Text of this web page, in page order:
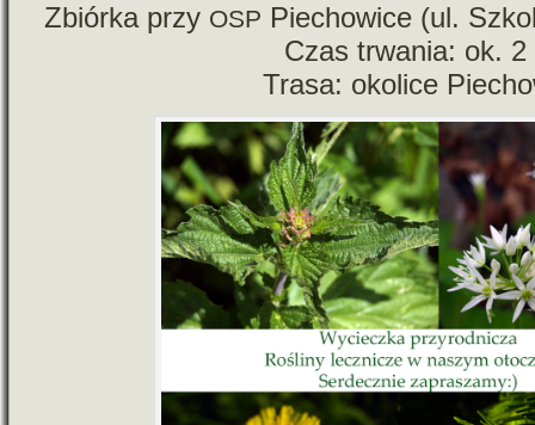
Zbiórka przy OSP Piechowice (ul.
Czas trwa­nia: ok. 2
Trasa: oko­lice